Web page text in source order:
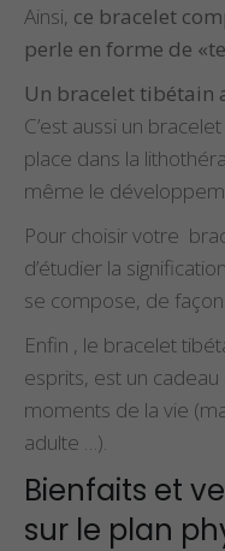
Ainsi, ce bracelet
perle en forme de
Un bracelet tibétain
C’est aussi un
place dans la
même le
Pour choisir votre
d’étudier la
se compose, de
Enfin , le bracelet
esprits, est un
moments de la vie
adulte …).
Bienfaits et
sur le plan